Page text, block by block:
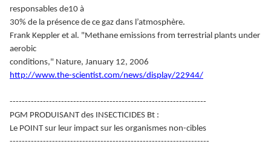
responsables de10 à
30% de la présence de ce gaz dans l’atmosphère.
Frank Keppler et al. "Methane emissions from terrestrial plants under
aerobic
conditions," Nature, January 12, 2006
http://www.the-scientist.com/news/display/22944/
-----------------------------------------------------------------
PGM PRODUISANT des INSECTICIDES Bt :
Le POINT sur leur impact sur les organismes non-cibles
------------------------------------------------------------------